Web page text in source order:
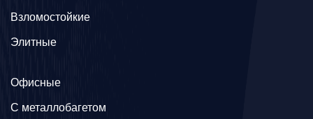
Взломостойкие
Элитные
Офисные
C металлобагетом